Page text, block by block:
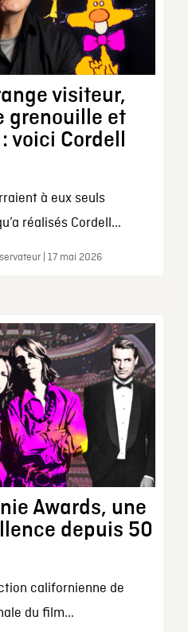
visiteur,
grenouille et
Cordell
à eux seuls
réalisés Cordell...
| 17 mai 2026
Awards, une
depuis 50
californienne de
du film...